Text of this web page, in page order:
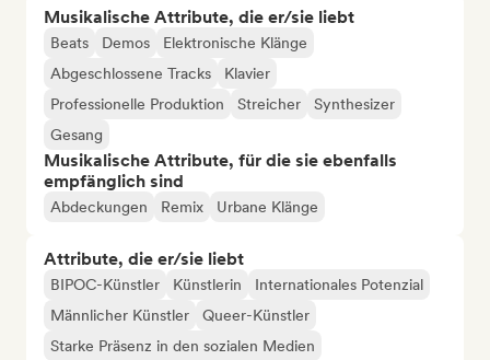
Musikalische Attribute, die er/sie liebt
Beats Demos
Elektronische Klänge
Abgeschlossene Tracks
Klavier
Professionelle Produktion
Streicher
Synthesizer
Gesang
Musikalische Attribute, für die sie ebenfalls
empfänglich sind
Abdeckungen Remix Urbane Klänge
Attribute, die er/sie liebt
BIPOC-Künstler Künstlerin
Internationales Potenzial
Männlicher Künstler
Queer-Künstler
Starke Präsenz in den sozialen Medien